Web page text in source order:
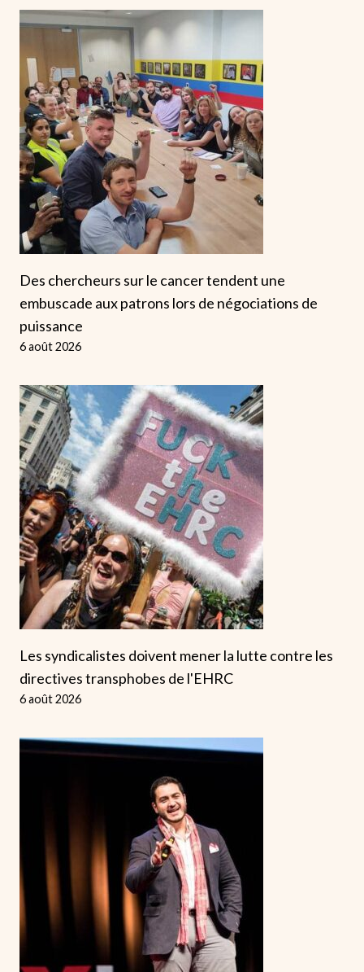
Des chercheurs sur le cancer tendent une
embuscade aux patrons lors de négociations de
puissance
6 août 2026
Les syndicalistes doivent mener la lutte contre les
directives transphobes de l'EHRC
6 août 2026